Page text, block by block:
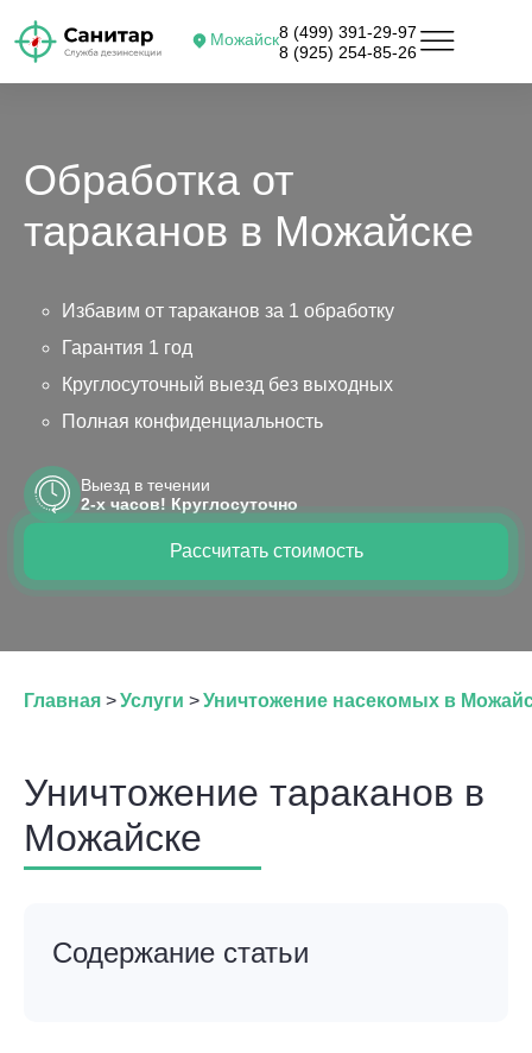
Можайск8 (499) 391-29-97
8 (925) 254-85-26
Обработка от
тараканов в Можайске
Избавим от тараканов за 1 обработку
Гарантия 1 год
Круглосуточный выезд без выходных
Полная конфиденциальность
Рассчитать стоимость
Выезд в течении
2-х часов! Круглосуточно
Главная >Услуги >Уничтожение насекомых в
Уничтожение тараканов в
Можайске
Содержание статьи